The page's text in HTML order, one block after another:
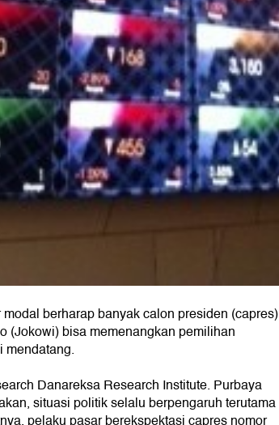
berharap banyak calon presiden (capres)
(Jokowi) bisa memenangkan pemilihan
mendatang.
Danareksa Research Institute. Purbaya
situasi politik selalu berpengaruh terutama